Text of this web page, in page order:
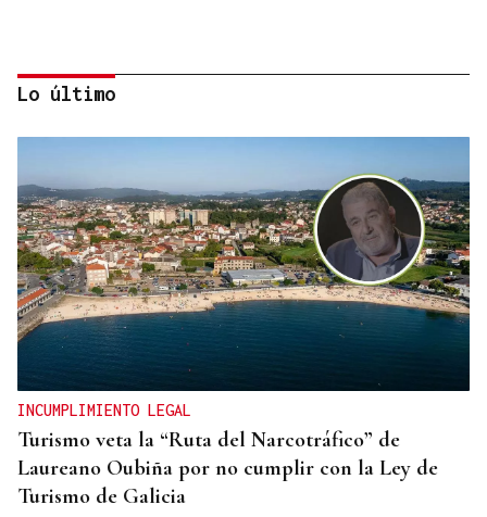
DISTRIBUIDORA FAMILIAR
Gaseosas Roca, medio siglo creciendo junto a
Valdeorras y Coca-Cola
Lo último
INCUMPLIMIENTO LEGAL
Turismo veta la “Ruta del Narcotráfico” de
Laureano Oubiña por no cumplir con la Ley de
Turismo de Galicia